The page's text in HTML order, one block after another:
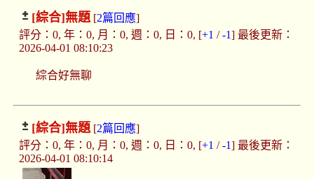
[綜合]無題[2篇回應]
評分：0, 年：0, 月：0, 週：0, 日：0, [+1 /-1] 最後更新：
2026-04-01 08:10:23
綜合好無聊
[綜合]無題[2篇回應]
評分：0, 年：0, 月：0, 週：0, 日：0, [+1 /-1] 最後更新：
2026-04-01 08:10:14